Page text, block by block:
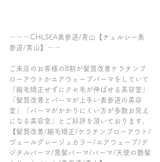
～～～CHLSEA表参道/青山【チェルシー表
参道/青山】～～
ご来店のお客様の8割が髪質改善ケラチンブ
ローアウトかエアウェーブパーマをしていて
「縮毛矯正せずにクセ毛が伸ばせる美容室」
「髪質改善とパーマが上手い表参道の美容
室」「パーマがかかりにくい方が多数お見え
になる美容室」とご好評を頂いております。
【髪質改善/縮毛矯正/ケラチンブローアウト/
ヴェールグレージュカラー/エアウェーブ/デ
ジタルパーマ/黒髪パーマ/パーマ/天使の艶髪